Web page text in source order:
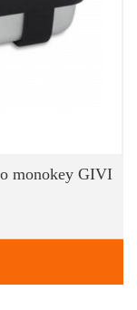
monokey GIVI